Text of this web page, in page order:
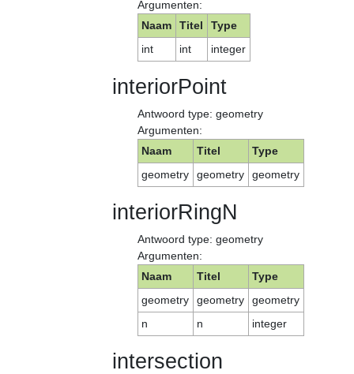
Argumenten:
Naam
Titel
Type
int
int integer
interiorPoint
Antwoord type: geometry
Argumenten:
Naam
Titel
Type
geometry
geometry geometry
interiorRingN
Antwoord type: geometry
Argumenten:
Naam
Titel
Type
geometry
geometry
geometry
n
n integer
intersection